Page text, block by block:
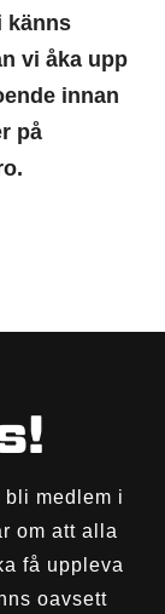
känns
vi åka upp
innan
på
medlem i
om att alla
få uppleva
oavsett